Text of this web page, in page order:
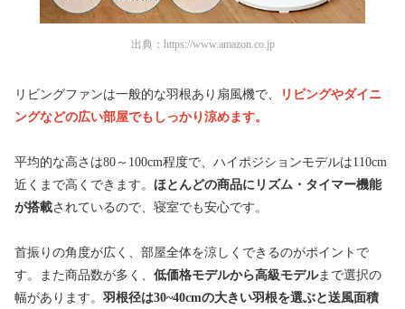
出典： https://www.amazon.co.jp
リビングファンは一般的な羽根あり扇風機で、
リビングやダイニ
ングなどの広い部屋でもしっかり涼めます。
平均的な高さは80～100cm程度で、ハイポジションモデルは110cm
近くまで高くできます。 ほとんどの商品にリズム・タイマー機能
が搭載されているので、寝室でも安心です。
首振りの角度が広く、部屋全体を涼しくできるのがポイントで
す。また商品数が多く、 低価格モデルから高級モデルまで選択の
幅があります。 羽根径は30~40cmの大きい羽根を選ぶと送風面積